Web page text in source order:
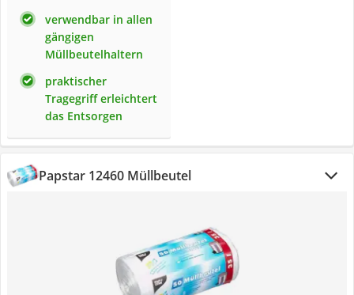
verwendbar in allen
gängigen
Müllbeutelhaltern
praktischer
Tragegriff erleichtert
das Entsorgen
Papstar 12460 Müllbeutel